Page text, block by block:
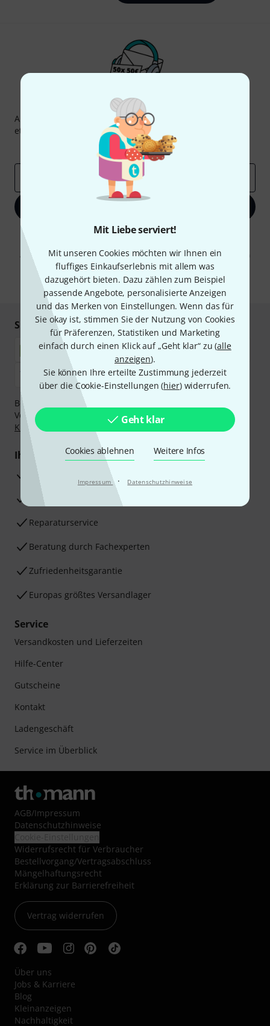
Mit Liebe serviert!
Mit unseren Cookies möchten wir Ihnen ein
fluffiges Einkaufserlebnis mit allem was
dazugehört bieten. Dazu zählen zum Beispiel
passende Angebote, personalisierte Anzeigen
und das Merken von Einstellungen. Wenn das für
Sie okay ist, stimmen Sie der Nutzung von Cookies
für Präferenzen, Statistiken und Marketing
einfach durch einen Klick auf „Geht klar“ zu (alle
anzeigen).
Sie können Ihre erteilte Zustimmung jederzeit
über die Cookie-Einstellungen (hier) widerrufen.
Geht klar
Cookies ablehnen Weitere Infos
Impressum · Datenschutzhinweise
Thomann Newsletter
Abonniere den Thomann Newsletter und gewinne mit
etwas Glück einen von50 Gutscheinen
Inspirierende Beiträge
Deals
Mit Klick auf „Jetzt anmelden“ stimmen Sie dem Erhalt von E-Mail-
Werbung und einer Messung des E-Mail-Nutzungsverhaltens zu. Die
Abmeldung ist jederzeit möglich. Weitere Informationen finden Sie in
unserenDatenschutzhinweisen.
* Pflichtfeld
Sicher einkaufen & bezahlen
Bezahlen Sie vertraulich und sicher per Nachnahme,
Vorkasse, PayPal, Amazon Pay,Klarna Sofort bezahlen,
Klarna Ratenzahlung
oder Kreditkarte.
Ihre Vorteile
3 Jahre Thomann Garantie
30 Tage Money-Back-Garantie
Reparaturservice
Beratung durch Fachexperten
Zufriedenheitsgarantie
Europas größtes Versandlager
Service
Versandkosten und Lieferzeiten
Hilfe-Center
Gutscheine
Kontakt
Ladengeschäft
Service im Überblick
AGB/Impressum
Datenschutzhinweise
Widerrufsrecht für Verbraucher
Bestellvorgang/Vertragsabschluss
Mängelhaftungsrecht
Erklärung zur Barrierefreiheit
Vertrag widerrufen
Über uns
Jobs & Karriere
Blog
Kleinanzeigen
Nachhaltigkeit